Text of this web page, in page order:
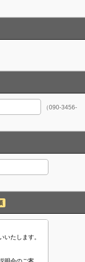
（090-3456-